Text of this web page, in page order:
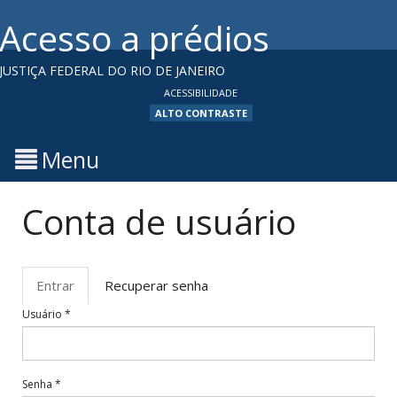
para
o
conteúdo
Acesso a prédios
JUSTIÇA FEDERAL DO RIO DE JANEIRO
ACESSIBILIDADE
ALTO CONTRASTE
Menu
Conta de usuário
Abas
primárias
Entrar
ativa)
Recuperar senha
Usuário *
Senha *